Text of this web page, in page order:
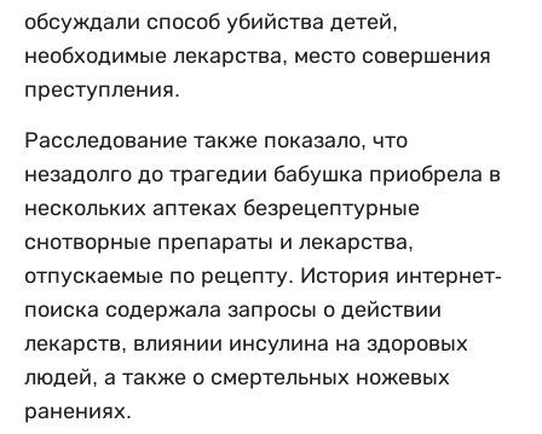
обсуждали способ убийства детей,
необходимые лекарства, место совершения
преступления.
Расследование также показало, что
незадолго до трагедии бабушка приобрела в
нескольких аптеках безрецептурные
снотворные препараты и лекарства,
отпускаемые по рецепту. История интернет-
поиска содержала запросы о действии
лекарств, влиянии инсулина на здоровых
людей, а также о смертельных ножевых
ранениях.